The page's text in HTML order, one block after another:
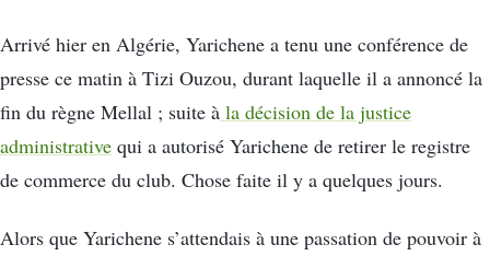
Arrivé hier en Algérie, Yarichene a tenu une conférence de
presse ce matin à Tizi Ouzou, durant laquelle il a annoncé la
fin du règne Mellal ; suite à la décision de la justice
administrative qui a autorisé Yarichene de retirer le registre
de commerce du club. Chose faite il y a quelques jours.
Alors que Yarichene s’attendais à une passation de pouvoir à